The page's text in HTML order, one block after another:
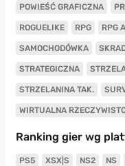
POWIEŚĆ GRAFICZNA
ROGUELIKE RPG RPG
SAMOCHODÓWKA
STRATEGICZNA
STRZELANINA TAK.
WIRTUALNA
Ranking gier wg
PS5 XSX|S NS2 NS